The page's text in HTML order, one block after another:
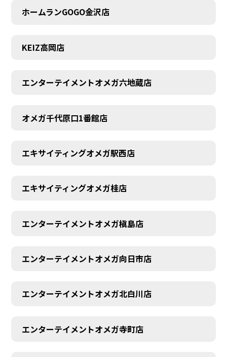
ホームランGOGO金沢店
KEIZ高岡店
エンターテイメントオメガ六地蔵店
オメガ千代原口1番館店
エキサイティングオメガ駅西店
エキサイティングオメガ桂店
エンターテイメントオメガ槇島店
エンターテイメントオメガ向日市店
エンターテイメントオメガ北白川店
エンターテイメントオメガ寺町店